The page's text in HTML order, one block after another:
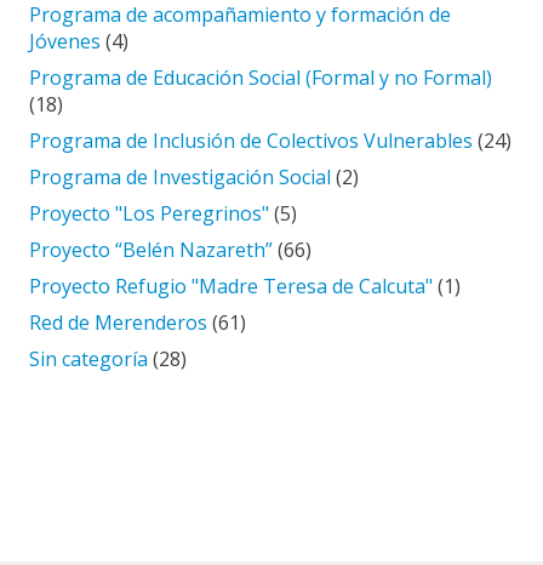
Programa de acompañamiento y formación de
Jóvenes (4)
Programa de Educación Social (Formal y no Formal)
(18)
Programa de Inclusión de Colectivos Vulnerables (24)
Programa de Investigación Social (2)
Proyecto "Los Peregrinos" (5)
Proyecto “Belén Nazareth”(66)
Proyecto Refugio "Madre Teresa de Calcuta" (1)
Red de Merenderos (61)
Sin categoría (28)